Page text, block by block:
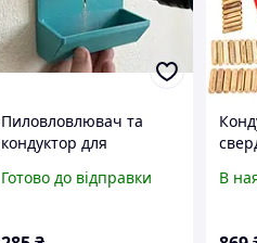
Пиловловлювач та
кондуктор для
стіні з лінійкою. Aivory
Готово до відправки В